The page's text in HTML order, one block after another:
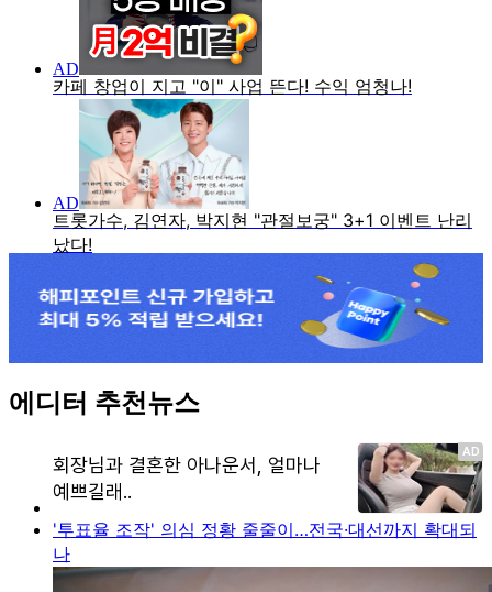
에디터 추천뉴스
'투표율 조작' 의심 정황 줄줄이…전국·대선까지 확대되
나